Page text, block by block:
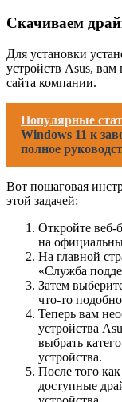
Скачиваем
Для установки
устройств Asus, вам
сайта компании.
Популярные
Windows 11 к
полное
Вот пошаговая
этой задачей:
Откройте веб-
на
На главной
«Служба
Затем
что-то
Теперь вам
устройства
выбрать
устройства.
После того
доступные